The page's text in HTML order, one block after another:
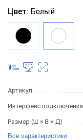
Цвет: Белый
Артикул
Интерфейс подключения
Размер (Ш × В × Д)
Все характеристики